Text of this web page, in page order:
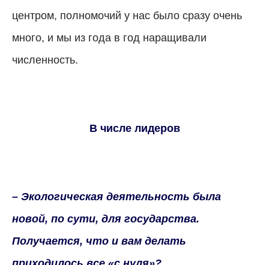
центром, полномочий у нас было сразу очень
много, и мы из года в год наращивали
численность.
В числе лидеров
– Экологическая деятельность была
новой, по сути, для государства.
Получается, что и вам делать